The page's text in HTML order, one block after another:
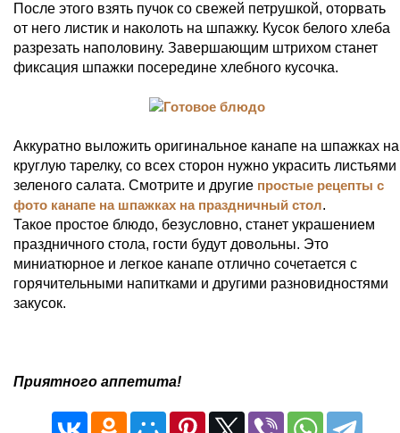
После этого взять пучок со свежей петрушкой, оторвать
от него листик и наколоть на шпажку. Кусок белого хлеба
разрезать наполовину. Завершающим штрихом станет
фиксация шпажки посередине хлебного кусочка.
Аккуратно выложить оригинальное канапе на шпажках на
круглую тарелку, со всех сторон нужно украсить листьями
зеленого салата. Смотрите и другие простые рецепты с
фото канапе на шпажках на праздничный стол.
Такое простое блюдо, безусловно, станет украшением
праздничного стола, гости будут довольны. Это
миниатюрное и легкое канапе отлично сочетается с
горячительными напитками и другими разновидностями
закусок.
Приятного аппетита!